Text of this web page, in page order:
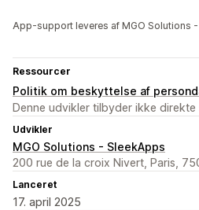
App-support leveres af MGO Solutions
Ressourcer
Politik om beskyttelse af
Denne udvikler tilbyder ikke
Udvikler
MGO Solutions - SleekApps
200 rue de la croix Nivert, Paris,
Lanceret
17. april 2025